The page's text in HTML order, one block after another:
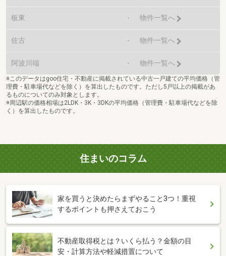
板東 - 物件一覧へ
佐古 - 物件一覧へ
阿波川端 - 物件一覧へ
※このデータはgoo住宅・不動産に掲載されている中古一戸建ての平均価格（管
理費・駐車場代などを除く）を算出したものです。ただし5戸以上の掲載があ
るものについてのみ対象とします。
※周辺駅の価格相場は2LDK・3K・3DKの平均価格（管理費・駐車場代などを除
く）を算出したものです。
住まいのコラム
家を買うと決めたらまずやること3つ！重視
するポイントも押さえておこう
不動産取得税とは？いくら払う？金額の目
安・計算方法や軽減措置について